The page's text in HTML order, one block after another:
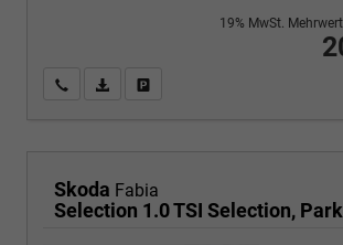
19% MwSt.
Wir rufen Sie anPDF-Fahrzeugexposé drucken
Skoda Fabia